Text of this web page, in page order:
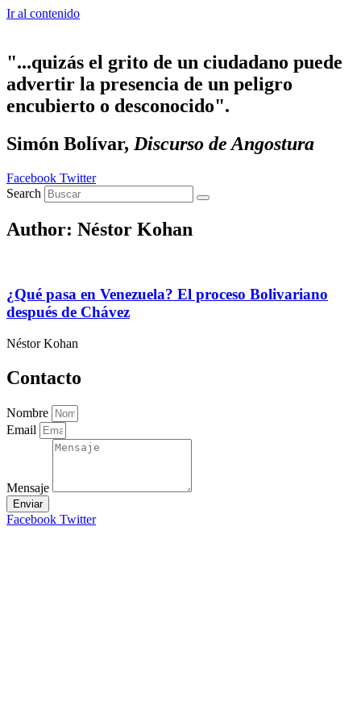
Ir al contenido
"...quizás el grito de un ciudadano puede
advertir la presencia de un peligro
encubierto o desconocido".
Simón Bolívar, Discurso de Angostura
Facebook Twitter
Search
Author: Néstor Kohan
¿Qué pasa en Venezuela? El proceso Bolivariano
después de Chávez
Néstor Kohan
Contacto
Nombre
Email
Mensaje
Enviar
Facebook Twitter